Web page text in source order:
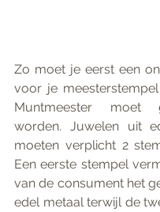
Zo moet je eerst een
voor je
Muntmeester moet
worden. Juwelen uit
moeten verplicht 2
Een eerste stempel
van de consument het
edel metaal terwijl de